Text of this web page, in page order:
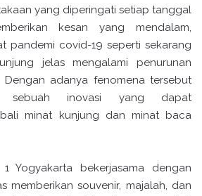
yang diperingati setiap tanggal
kesan yang mendalam,
pandemi covid-19 seperti sekarang
jelas mengalami penurunan
adanya fenomena tersebut
sebuah inovasi yang dapat
minat kunjung dan minat baca
1 Yogyakarta bekerjasama dengan
memberikan souvenir, majalah, dan